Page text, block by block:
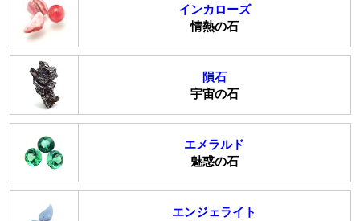
インカローズ
情熱の石
隕石
宇宙の石
エメラルド
魅惑の石
エンジェライト